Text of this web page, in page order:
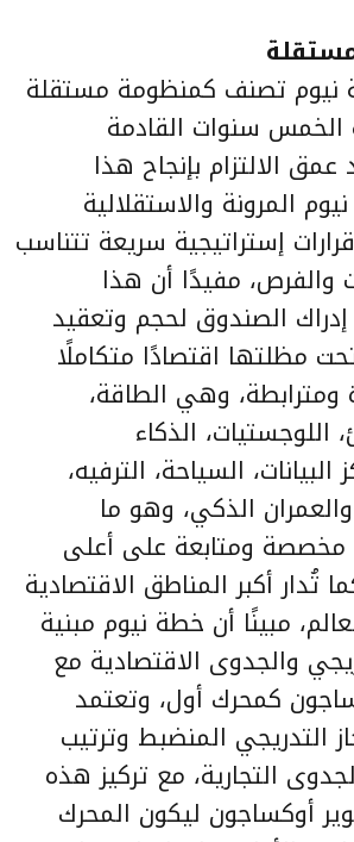
نيوم تصنف كمنظومة مستقلة
الخمس سنوات القادمة
الالتزام بإنجاح هذا
المرونة والاستقلالية
قرارات إستراتيجية سريعة تتناسب
والفرص، مفيدًا أن هذا
الصندوق لحجم وتعقيد
مظلتها اقتصادًا متكاملًا
وهي الطاقة،
اللوجستيات، الذكاء
السياحة، الترفيه،
الذكي، وهو ما
ومتابعة على أعلى
تُدار أكبر المناطق الاقتصادية
مبينًا أن خطة نيوم مبنية
والجدوى الاقتصادية مع
كمحرك أول، وتعتمد
التدريجي المنضبط وترتيب
التجارية، مع تركيز هذه
أوكساجون ليكون المحرك